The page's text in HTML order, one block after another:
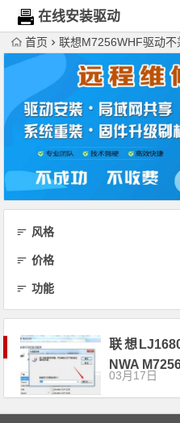
在线安装驱动
网首页 联想M7256WHF驱动不
风格
价格
功能
联想
NWA
03月17日